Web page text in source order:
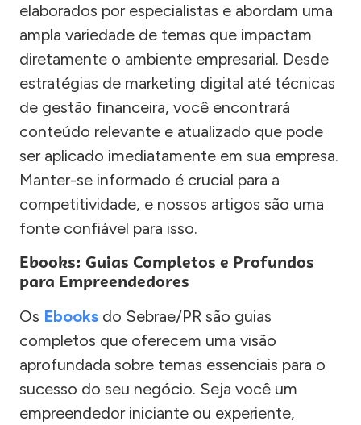
elaborados por especialistas e abordam uma
ampla variedade de temas que impactam
diretamente o ambiente empresarial. Desde
estratégias de marketing digital até técnicas
de gestão financeira, você encontrará
conteúdo relevante e atualizado que pode
ser aplicado imediatamente em sua empresa.
Manter-se informado é crucial para a
competitividade, e nossos artigos são uma
fonte confiável para isso.
Ebooks: Guias Completos e Profundos
para Empreendedores
Os Ebooks do Sebrae/PR são guias
completos que oferecem uma visão
aprofundada sobre temas essenciais para o
sucesso do seu negócio. Seja você um
empreendedor iniciante ou experiente,